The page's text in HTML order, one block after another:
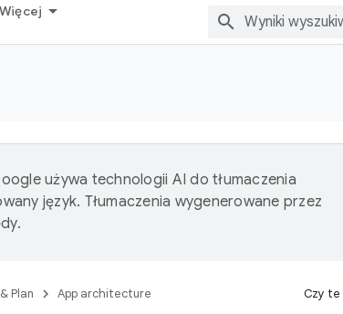
Więcej
używa technologii AI do tłumaczenia
język. Tłumaczenia wygenerowane przez
Plan App architecture Czy te